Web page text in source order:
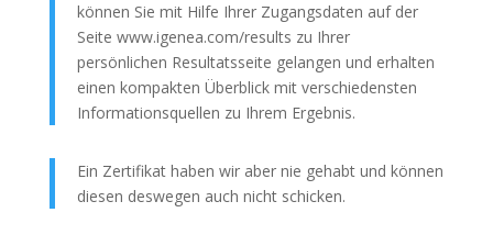
können Sie mit Hilfe Ihrer Zugangsdaten auf der
Seite www.igenea.com/results zu Ihrer
persönlichen Resultatsseite gelangen und erhalten
einen kompakten Überblick mit verschiedensten
Informationsquellen zu Ihrem Ergebnis.
Ein Zertifikat haben wir aber nie gehabt und können
diesen deswegen auch nicht schicken.